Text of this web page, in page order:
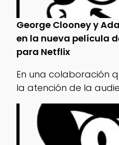
George Clooney y
en la nueva película
para Netflix
En una colaboración
la atención de la